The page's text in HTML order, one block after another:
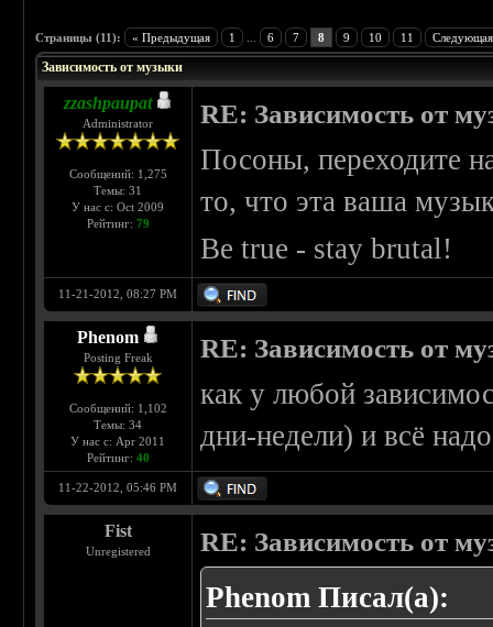
Страницы (11): « Предыдущая 1 6 7 8 9 10 11
Зависимость от музыки
zzashpaupat
Administrator
Сообщений: 1,275
Темы: 31
У нас с: Oct 2009
Рейтинг: 79
RE: Зависимость от
Посоны, переходите
то, что эта ваша
Be true - stay brutal!
11-21-2012, 08:27 PM
Phenom
Posting Freak
Сообщений: 1,102
Темы: 34
У нас с: Apr 2011
Рейтинг: 40
RE: Зависимость от
как у любой
дни-недели) и всё
11-22-2012, 05:46 PM
Fist
Unregistered RE: Зависимость от
Phenom Писал(а):